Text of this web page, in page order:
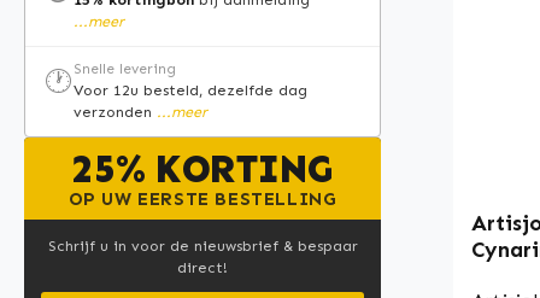
...meer
🕐 Snelle levering
Voor 12u besteld, dezelfde dag
verzonden ...meer
25% KORTING
OP UW EERSTE BESTELLING
Schrijf u in voor de nieuwsbrief & bespaar
direct!
een